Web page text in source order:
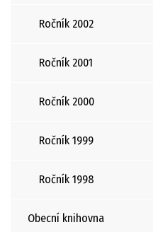
Ročník 2002
Ročník 2001
Ročník 2000
Ročník 1999
Ročník 1998
Obecní knihovna